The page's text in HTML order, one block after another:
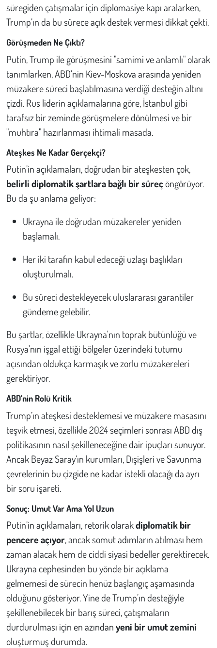
süregiden çatışmalar için diplomasiye kapı aralarken,
Trump’ın da bu sürece açık destek vermesi dikkat çekti.
Görüşmeden Ne Çıktı?
Putin, Trump ile görüşmesini "samimi ve anlamlı" olarak
tanımlarken, ABD’nin Kiev-Moskova arasında yeniden
müzakere süreci başlatılmasına verdiği desteğin altını
çizdi. Rus liderin açıklamalarına göre, İstanbul gibi
tarafsız bir zeminde görüşmelere dönülmesi ve bir
"muhtıra" hazırlanması ihtimali masada.
Ateşkes Ne Kadar Gerçekçi?
Putin’in açıklamaları, doğrudan bir ateşkesten çok,
belirli diplomatik şartlara bağlı bir süreçöngörüyor.
Bu da şu anlama geliyor:
Ukrayna ile doğrudan müzakereler yeniden
başlamalı.
Her iki tarafın kabul edeceği uzlaşı başlıkları
oluşturulmalı.
Bu süreci destekleyecek uluslararası garantiler
gündeme gelebilir.
Bu şartlar, özellikle Ukrayna'nın toprak bütünlüğü ve
Rusya'nın işgal ettiği bölgeler üzerindeki tutumu
açısından oldukça karmaşık ve zorlu müzakereleri
gerektiriyor.
ABD’nin Rolü Kritik
Trump’ın ateşkesi desteklemesi ve müzakere masasını
teşvik etmesi, özellikle 2024 seçimleri sonrası ABD dış
politikasının nasıl şekilleneceğine dair ipuçları sunuyor.
Ancak Beyaz Saray’ın kurumları, Dışişleri ve Savunma
çevrelerinin bu çizgide ne kadar istekli olacağı da ayrı
bir soru işareti.
Sonuç: Umut Var Ama Yol Uzun
Putin’in açıklamaları, retorik olarakdiplomatik bir
pencere açıyor, ancak somut adımların atılması hem
zaman alacak hem de ciddi siyasi bedeller gerektirecek.
Ukrayna cephesinden bu yönde bir açıklama
gelmemesi de sürecin henüz başlangıç aşamasında
olduğunu gösteriyor. Yine de Trump’ın desteğiyle
şekillenebilecek bir barış süreci, çatışmaların
durdurulması için en azındanyeni bir umut zemini
oluşturmuş durumda.
Çevre
Galeri
Günün İçinden
Vefat İlanları
Tarih
Tarım
Son Dakika
Kent
Eğlence